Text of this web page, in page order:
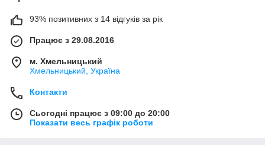
93% позитивних з 14 відгуків за рік
Працює з 29.08.2016
м. Хмельницький
Хмельницький, Україна
Контакти
Сьогодні працює з 09:00 до 20:00
Показати весь графік роботи